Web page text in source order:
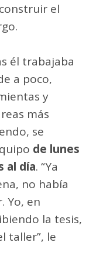
el
él trabajaba
a poco,
y
más
se
de lunes
al día. “Ya
no había
Yo, en
la tesis,
taller”, le